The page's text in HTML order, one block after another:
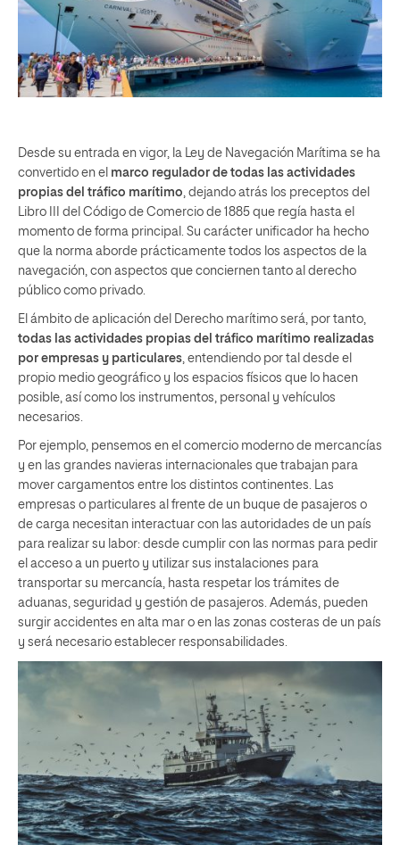
Desde su entrada en vigor, la Ley de Navegación Marítima se ha
convertido en el marco regulador de todas las actividades
propias del tráfico marítimo , dejando atrás los preceptos del
Libro III del Código de Comercio de 1885 que regía hasta el
momento de forma principal. Su carácter unificador ha hecho
que la norma aborde prácticamente todos los aspectos de la
navegación, con aspectos que conciernen tanto al derecho
público como privado.
El ámbito de aplicación del Derecho marítimo será, por tanto,
todas las actividades propias del tráfico marítimo realizadas
por empresas y particulares , entendiendo por tal desde el
propio medio geográfico y los espacios físicos que lo hacen
posible, así como los instrumentos, personal y vehículos
necesarios.
Por ejemplo, pensemos en el comercio moderno de mercancías
y en las grandes navieras internacionales que trabajan para
mover cargamentos entre los distintos continentes. Las
empresas o particulares al frente de un buque de pasajeros o
de carga necesitan interactuar con las autoridades de un país
para realizar su labor: desde cumplir con las normas para pedir
el acceso a un puerto y utilizar sus instalaciones para
transportar su mercancía, hasta respetar los trámites de
aduanas, seguridad y gestión de pasajeros. Además, pueden
surgir accidentes en alta mar o en las zonas costeras de un país
y será necesario establecer responsabilidades.